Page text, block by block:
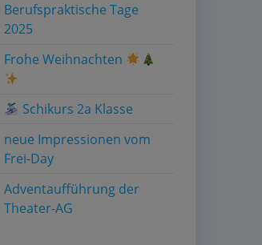
Berufspraktische Tage
2025
Frohe Weihnachten
Schikurs 2a Klasse
neue Impressionen vom
Frei-Day
Adventaufführung der
Theater-AG